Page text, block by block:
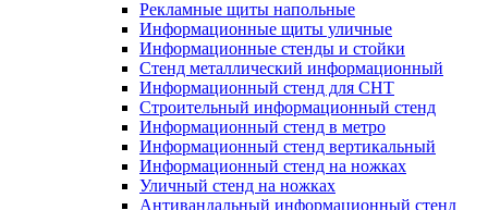
Рекламные щиты напольные
Информационные щиты уличные
Информационные стенды и стойки
Стенд металлический информационный
Информационный стенд для СНТ
Строительный информационный стенд
Информационный стенд в метро
Информационный стенд вертикальный
Информационный стенд на ножках
Уличный стенд на ножках
Антивандальный информационный стенд